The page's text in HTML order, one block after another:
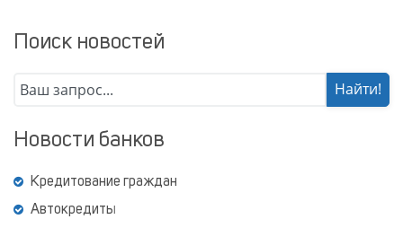
Поиск новостей
Новости банков
Кредитование граждан
Автокредиты